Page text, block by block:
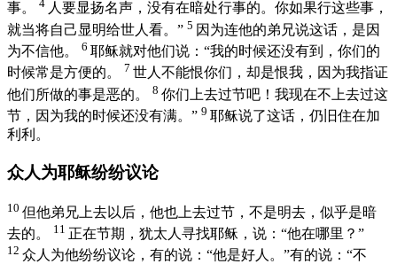
事。
4 人要显扬名声，没有在暗处行事的。你如果行这些事，
就当将自己显明给世人看。” 5 因为连他的弟兄说这话，是因
为不信他。
6 耶稣就对他们说： “我的时候还没有到，你们的
时候常是方便的。
7 世人不能恨你们，却是恨我，因为我指证
他们所做的事是恶的。
8 你们上去过节吧！我现在不上去过这
节，因为我的时候还没有满。” 9 耶稣说了这话，仍旧住在加
利利 。
众人为耶稣纷纷议论
10 但他弟兄上去以后，他也上去过节，不是明去，似乎是暗
去的。
11 正在节期， 犹太 人寻找耶稣，说：“他在哪里？”
12 众人为他纷纷议论，有的说：“他是好人。”有的说：“不